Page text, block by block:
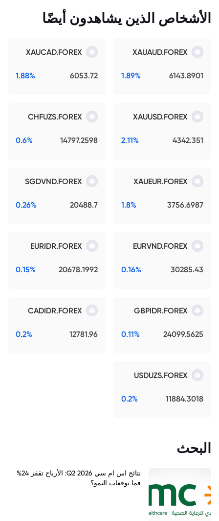
الأشخاص الذين يشاهدون أيضًا
XAUAUD.FOREX
6143.8901
1.89%
XAUCAD.FOREX
6053.72
1.88%
XAUUSD.FOREX
4342.351
2.11%
CHFUZS.FOREX
14797.2598
0.6%
XAUEUR.FOREX
3756.6987
1.8%
SGDVND.FOREX
20488.7
0.26%
EURVND.FOREX
30285.43
0.16%
EURIDR.FOREX
20678.1992
0.15%
GBPIDR.FOREX
24099.5625
0.11%
CADIDR.FOREX
12781.96
0.2%
USDUZS.FOREX
11884.3018
0.2%
البحث
نتائج اس ام سي Q2 2026: الأرباح تقفز 24%
فما توقعات النمو؟